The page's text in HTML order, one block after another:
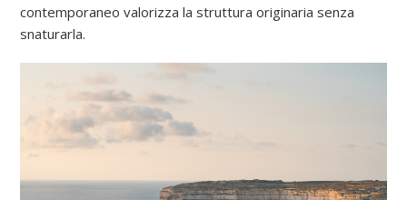
contemporaneo valorizza la struttura originaria senza
snaturarla.